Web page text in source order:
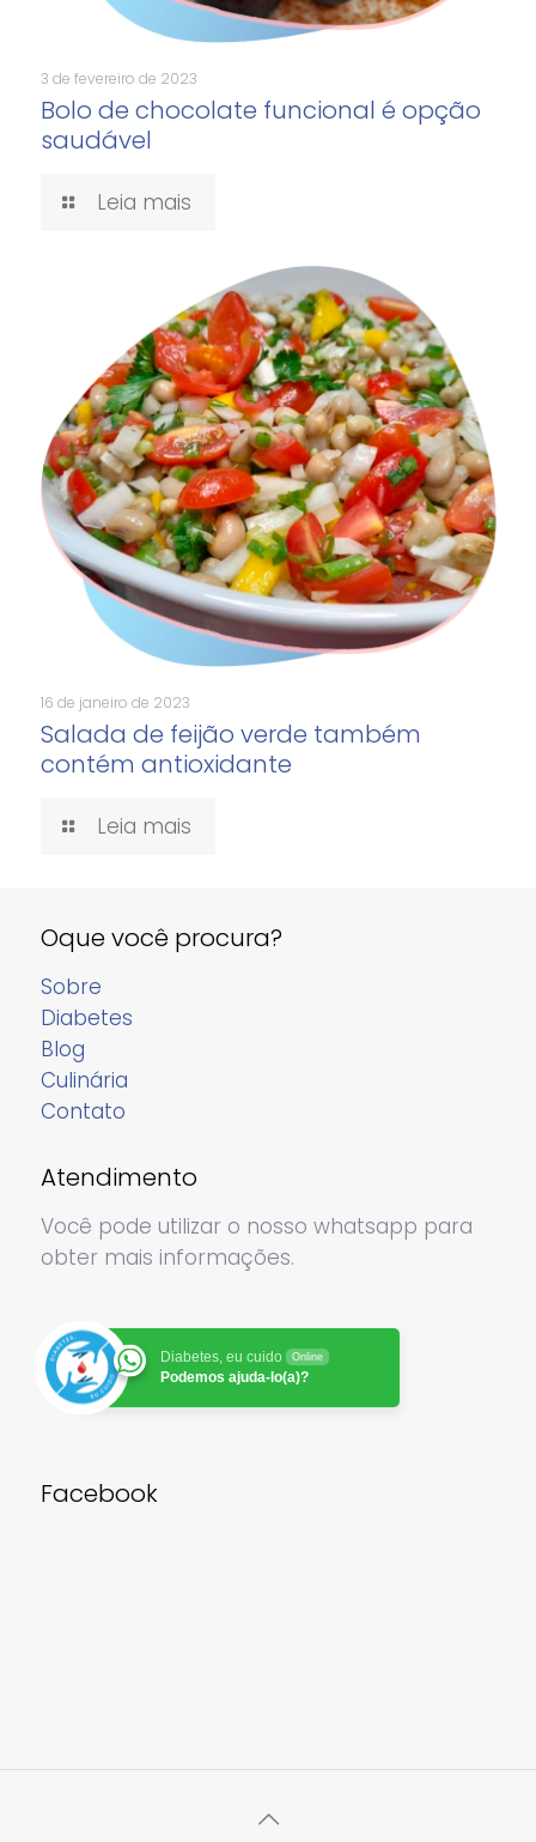
3 de fevereiro de 2023
Bolo de chocolate funcional é opção
saudável
Leia mais
16 de janeiro de 2023
Salada de feijão verde também
contém antioxidante
Leia mais
Oque você procura?
Sobre
Diabetes
Blog
Culinária
Contato
Atendimento
Você pode utilizar o nosso whatsapp para
obter mais informações.
Diabetes, eu cuido Online
Podemos ajuda-lo(a)?
Facebook